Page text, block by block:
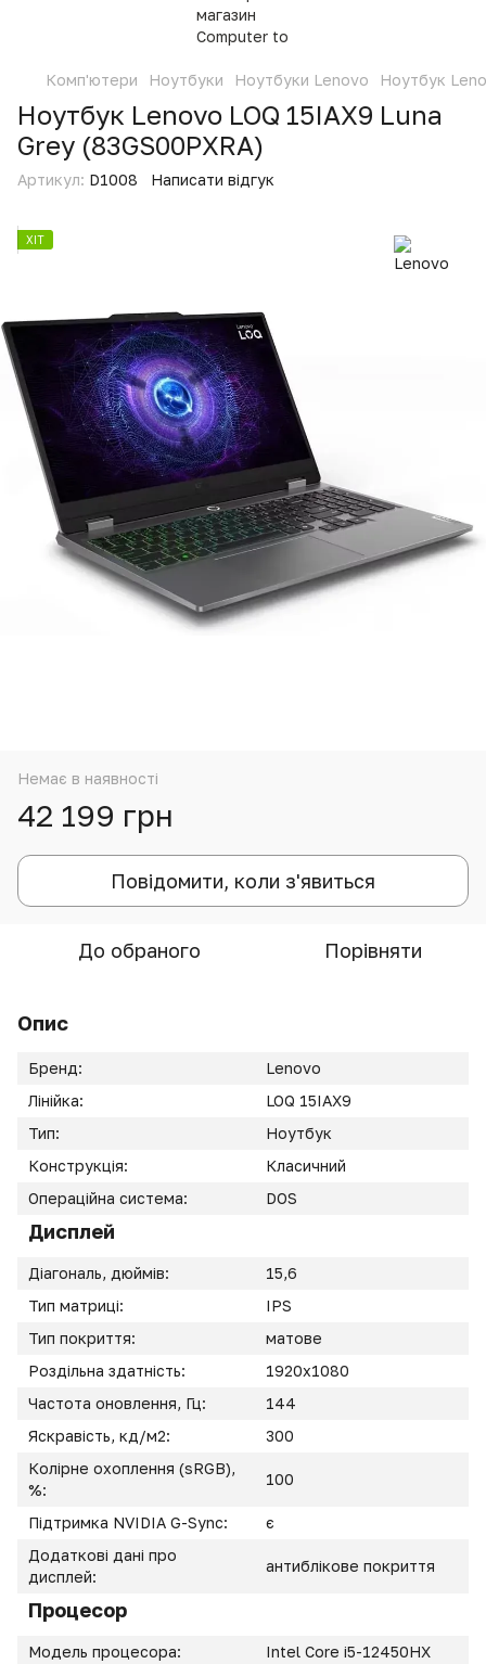
Комп'ютери Ноутбуки Ноутбуки Lenovo Ноутбук
Ноутбук Lenovo LOQ 15IAX9 Luna
Grey (83GS00PXRA)
Артикул: D1008 Написати відгук
ХІТ
Немає в наявності
42 199 грн
Повідомити, коли з'явиться
До обраного Порівняти
Опис
Бренд:
Lenovo
Лінійка:
LOQ 15IAX9
Тип:
Ноутбук
Конструкція:
Класичний
Операційна система:
DOS
Дисплей
Діагональ, дюймів:
15,6
Тип матриці:
IPS
Тип покриття:
матове
Роздільна здатність:
1920x1080
Частота оновлення, Гц:
144
Яскравість, кд/м2:
300
Колірне охоплення (sRGB),
%:
100
Підтримка NVIDIA G-Sync:
є
Додаткові дані про
дисплей:
антиблікове покриття
Процесор
Модель процесора:
Intel Core i5-12450HX